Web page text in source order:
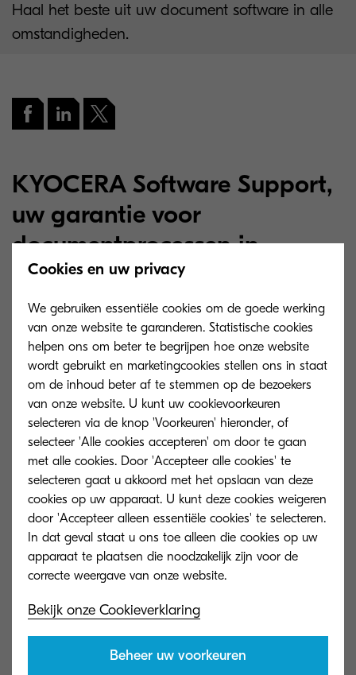
Haal het beste uit uw document software in alle
omstandigheden.
KYOCERA Software Support,
uw garantie voor
documentprocessen in
topvorm.
Met een uitgebreid gamma resultaatgerichte
document software, is KYOCERA Document
Solutions uw partner voor optimale efficiëntie en
maximale kostenbesparingen. Het digitaliseren
van documentstromen draagt immers bij tot het
succes van uw dagelijkse bedrijfsvoering. Dit
betekent ook dat u op uw document software –
in alle mogelijkeomstandigheden – moet kunnen
rekenen.
Met KYOCERA Software Support verzekert u
zichzelf niet alleen van een optimale service voor
geïnstalleerde KYOCERA document software,
ondersteunde bedrijfsactiviteiten.
Cookies en uw privacy
We gebruiken essentiële cookies om de goede werking
van onze website te garanderen. Statistische cookies
helpen ons om beter te begrijpen hoe onze website
wordt gebruikt en marketingcookies stellen ons in staat
om de inhoud beter af te stemmen op de bezoekers
van onze website. U kunt uw cookievoorkeuren
selecteren via de knop 'Voorkeuren' hieronder, of
selecteer 'Alle cookies accepteren' om door te gaan
met alle cookies. Door 'Accepteer alle cookies' te
selecteren gaat u akkoord met het opslaan van deze
cookies op uw apparaat. U kunt deze cookies weigeren
door 'Accepteer alleen essentiële cookies' te selecteren.
In dat geval staat u ons toe alleen die cookies op uw
apparaat te plaatsen die noodzakelijk zijn voor de
Bekijk onze Cookieverklaring
Beheer uw voorkeuren